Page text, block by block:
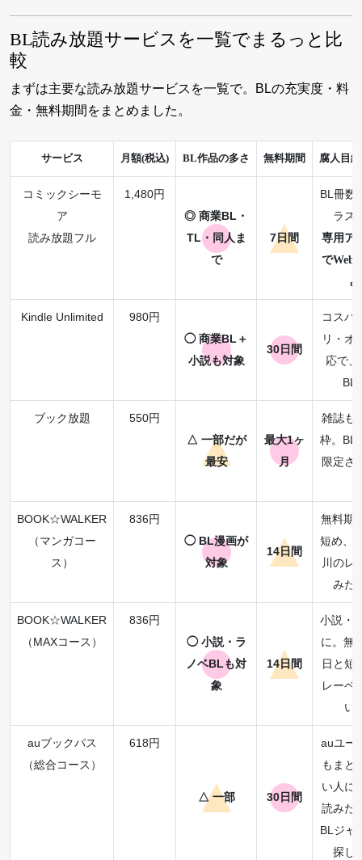
BL読み放題サービスを一覧でまるっと比
較
まずは主要な読み放題サービスを一覧で。BLの充実度・料
金・無料期間をまとめました。
サービス 月額(税込) BL作品の多さ 無料期間 腐人目
コミックシーモ
ア
読み放題フル
1,480円
◎ 商業BL・
TL・同人ま
で
7日間
BL冊数
ラス
専用ア
でWeb
Kindle Unlimited
980円
◯ 商業BL＋
小説も対象
30日間
コスパ
リ・オ
応で
BL
ブック放題
550円
△ 一部だが
最安
最大1ヶ
月
雑誌も
枠。BL
限定さ
BOOK☆WALKER
（マンガコー
ス）
836円
◯ BL漫画が
対象
14日間
無料期
短め、
川のレ
みた
BOOK☆WALKER
（MAXコース）
836円
◯ 小説・ラ
ノベBLも対
象
14日間
小説・
に。無
日と短
レーベ
い
auブックパス
（総合コース）
618円
△ 一部 30日間
auユー
もまと
い人に
読みた
BLジャ
探し